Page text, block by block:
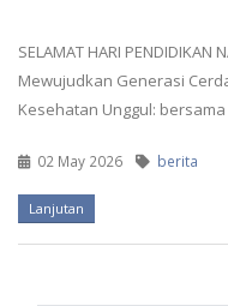
SELAMAT HARI PENDIDIKAN
Mewujudkan Generasi
Kesehatan Unggul:
02 May 2026 berita
Lanjutan